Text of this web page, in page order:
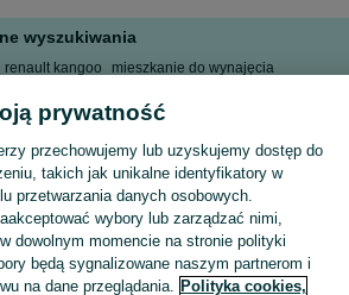
wyszukiwania
renault kangoo
mieszkanie do wynajęcia
Skorzystaj z największego serwisu ogłoszeniowego - Jędrzejów i okolice! Kupuj to, czego pragniesz i sprzedawaj to, czego już nie potrzebujesz!
prywatność
przechowujemy lub uzyskujemy dostęp do
takich jak unikalne identyfikatory w
przetwarzania danych osobowych.
wybory lub zarządzać nimi,
dowolnym momencie na stronie polityki
będą sygnalizowane naszym partnerom i
na dane przeglądania. Polityka cookies,